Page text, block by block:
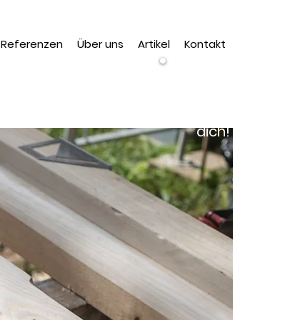
Referenzen Über uns Artikel Kontakt
dich!